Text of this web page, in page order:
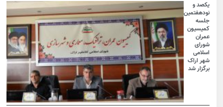
یکصد و
نودهفتمین
جلسه
کمیسیون
عمران
شورای
اسلامی
شهر اراک
برگزار شد